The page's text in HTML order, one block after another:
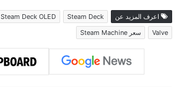
اعرف المزيد عن Steam Deck
Steam Deck OLED
Valve
سعر Steam Machine